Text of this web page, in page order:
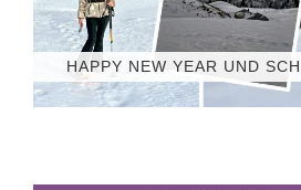
HAPPY NEW YEAR UND